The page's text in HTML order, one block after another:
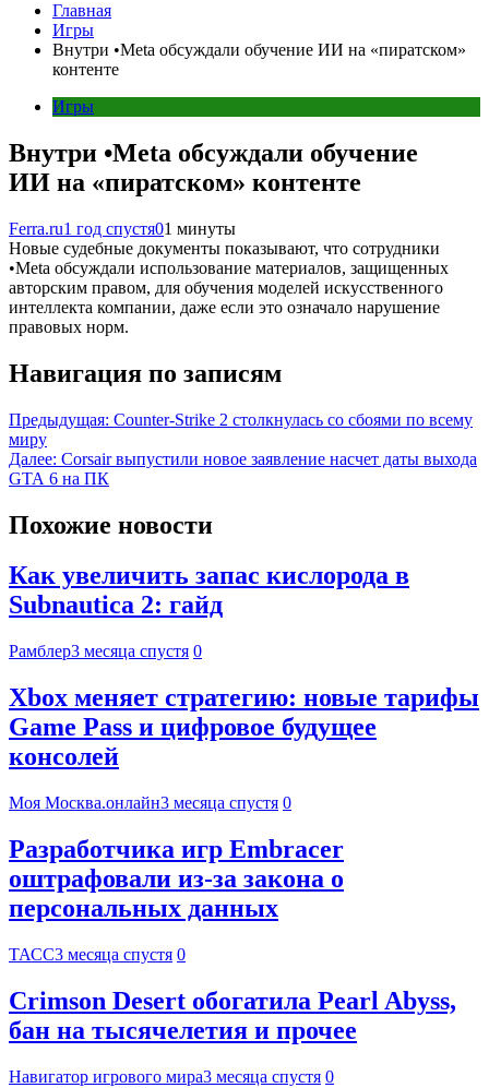
Главная
Игры
Внутри •Meta обсуждали обучение ИИ на «пиратском»
контенте
Игры
Внутри •Meta обсуждали обучение
ИИ на «пиратском» контенте
Ferra.ru1 год спустя01 минуты
Новые судебные документы показывают, что сотрудники
•Meta обсуждали использование материалов, защищенных
авторским правом, для обучения моделей искусственного
интеллекта компании, даже если это означало нарушение
правовых норм.
Навигация по записям
Предыдущая: Counter-Strike 2 столкнулась со сбоями по всему
миру
Далее: Corsair выпустили новое заявление насчет даты выхода
GTA 6 на ПК
Похожие новости
Как увеличить запас кислорода в
Subnautica 2: гайд
Рамблер3 месяца спустя 0
Xbox меняет стратегию: новые тарифы
Game Pass и цифровое будущее
консолей
Моя Москва.онлайн3 месяца спустя 0
Разработчика игр Embracer
оштрафовали из-за закона о
персональных данных
ТАСС3 месяца спустя 0
Crimson Desert обогатила Pearl Abyss,
бан на тысячелетия и прочее
Навигатор игрового мира3 месяца спустя 0